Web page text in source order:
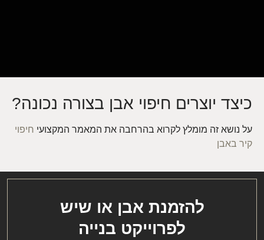
כיצד יוצרים חיפוי אבן בצורה נכונה?
על נושא זה מומלץ לקרוא בהרחבה את המאמר המקצועי חיפוי
קיר באבן
להזמנת אבן או שיש
לפרוייקט בנייה